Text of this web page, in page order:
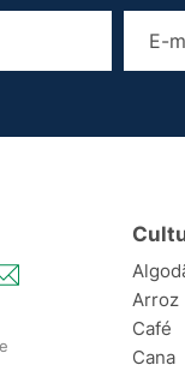
Arroz
Café
Cana